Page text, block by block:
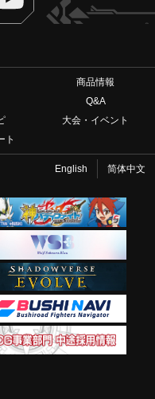
商品情報
Q&A
大会・イベント
ト
English 简体中文